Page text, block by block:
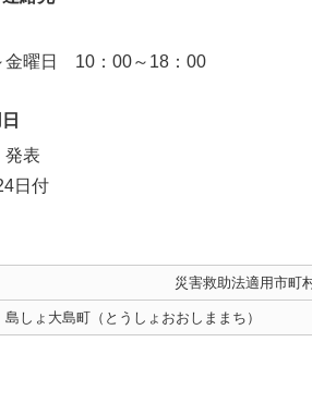
金曜日 10：00～18：00
表
日付
災害救助法適用市町
島しょ大島町（とうしょおおしままち）